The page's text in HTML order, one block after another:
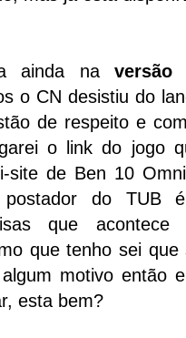
ainda na versão
o CN desistiu do
de respeito e
o link do jogo
site de Ben 10
postador do TUB
que
que tenho sei
motivo então
esta bem?